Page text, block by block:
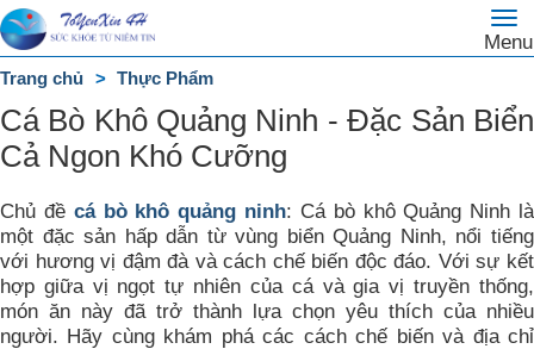
Menu
Trang
chủ
DANH
MỤC
Trang chủ Thực Phẩm
Cá Bò Khô Quảng Ninh - Đặc Sản Biển
Cả Ngon Khó Cưỡng
Chủ đề cá bò khô quảng ninh: Cá bò khô Quảng Ninh là
một đặc sản hấp dẫn từ vùng biển Quảng Ninh, nổi tiếng
với hương vị đậm đà và cách chế biến độc đáo. Với sự kết
hợp giữa vị ngọt tự nhiên của cá và gia vị truyền thống,
món ăn này đã trở thành lựa chọn yêu thích của nhiều
người. Hãy cùng khám phá các cách chế biến và địa chỉ